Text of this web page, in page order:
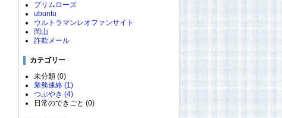
プリムローズ
ubuntu
ウルトラマンレオファンサイト
岡山
詐欺メール
カテゴリー
未分類 (0)
業務連絡 (1)
つぶやき (4)
日常のできごと (0)